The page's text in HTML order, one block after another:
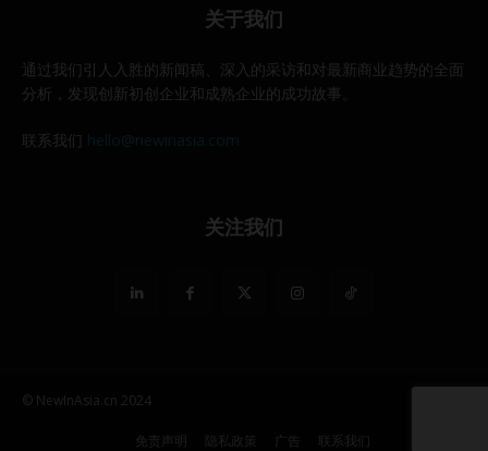
关于我们
通过我们引人入胜的新闻稿、深入的采访和对最新商业趋势的全面
分析，发现创新初创企业和成熟企业的成功故事。
联系我们 hello@newinasia.com
关注我们
© NewInAsia.cn 2024
免责声明 隐私政策 广告 联系我们